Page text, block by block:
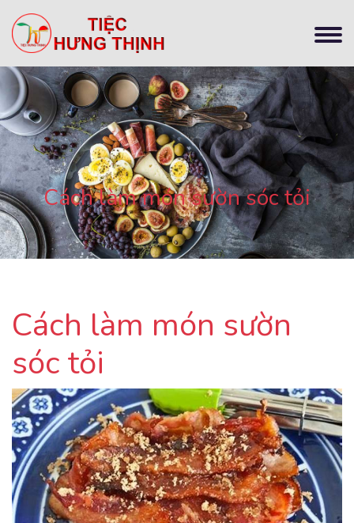
Cách làm món sườn sóc tỏi
Cách làm món sườn
sóc tỏi